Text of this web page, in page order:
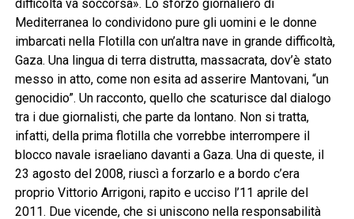
difficoltà va soccorsa». Lo sforzo giornaliero di
Mediterranea lo condividono pure gli uomini e le donne
imbarcati nella Flotilla con un’altra nave in grande difficoltà,
Gaza. Una lingua di terra distrutta, massacrata, dov’è stato
messo in atto, come non esita ad asserire Mantovani, “un
genocidio”. Un racconto, quello che scaturisce dal dialogo
tra i due giornalisti, che parte da lontano. Non si tratta,
infatti, della prima flotilla che vorrebbe interrompere il
blocco navale israeliano davanti a Gaza. Una di queste, il
23 agosto del 2008, riuscì a forzarlo e a bordo c’era
proprio Vittorio Arrigoni, rapito e ucciso l’11 aprile del
2011. Due vicende, che si uniscono nella responsabilità